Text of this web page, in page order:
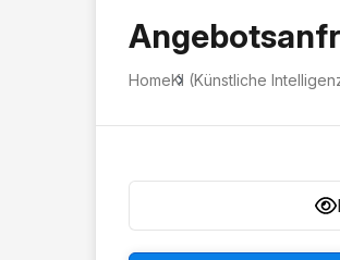
HomeKI (Künstliche